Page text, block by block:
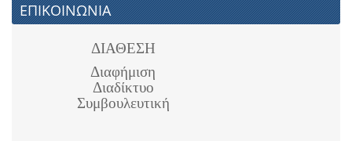
ΕΠΙΚΟΙΝΩΝΙΑ
ΔΙΑΘΕΣΗ
Διαφήμιση
Διαδίκτυο
Συμβουλευτική